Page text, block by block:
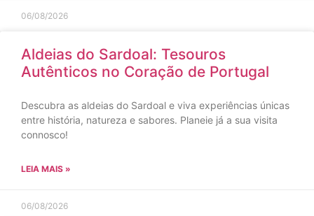
06/08/2026
Aldeias do Sardoal: Tesouros
Autênticos no Coração de Portugal
Descubra as aldeias do Sardoal e viva experiências únicas
entre história, natureza e sabores. Planeie já a sua visita
connosco!
LEIA MAIS »
06/08/2026